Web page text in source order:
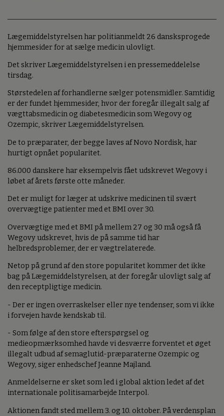
Lægemiddelstyrelsen har politianmeldt 26 dansksprogede
hjemmesider for at sælge medicin ulovligt.
Det skriver Lægemiddelstyrelsen i en pressemeddelelse
tirsdag.
Størstedelen af forhandlerne sælger potensmidler. Samtidig
er der fundet hjemmesider, hvor der foregår illegalt salg af
vægttabsmedicin og diabetesmedicin som Wegovy og
Ozempic, skriver Lægemiddelstyrelsen.
De to præparater, der begge laves af Novo Nordisk, har
hurtigt opnået popularitet.
86.000 danskere har eksempelvis fået udskrevet Wegovy i
løbet af årets første otte måneder.
Det er muligt for læger at udskrive medicinen til svært
overvægtige patienter med et BMI over 30.
Overvægtige med et BMI på mellem 27 og 30 må også få
Wegovy udskrevet, hvis de på samme tid har
helbredsproblemer, der er vægtrelaterede.
Netop på grund af den store popularitet kommer det ikke
bag på Lægemiddelstyrelsen, at der foregår ulovligt salg af
den receptpligtige medicin.
- Der er ingen overraskelser eller nye tendenser, som vi ikke
i forvejen havde kendskab til.
- Som følge af den store efterspørgsel og
medieopmærksomhed havde vi desværre forventet et øget
illegalt udbud af semaglutid-præparaterne Ozempic og
Wegovy, siger enhedschef Jeanne Majland.
Anmeldelserne er sket som led i global aktion ledet af det
internationale politisamarbejde Interpol.
Aktionen fandt sted mellem 3. og 10. oktober. På verdensplan